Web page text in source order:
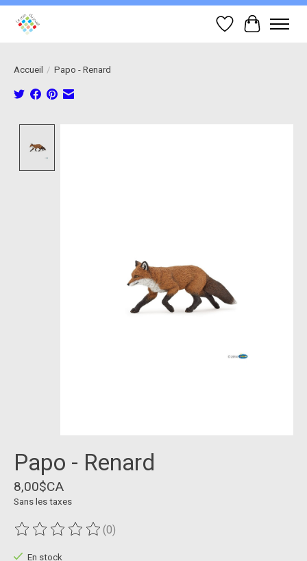
Liste dePanier
Accueil / Papo - Renard
Papo - Renard
8,00$CA
Sans les taxes
Ce produit est évalué à
(0)
En stock